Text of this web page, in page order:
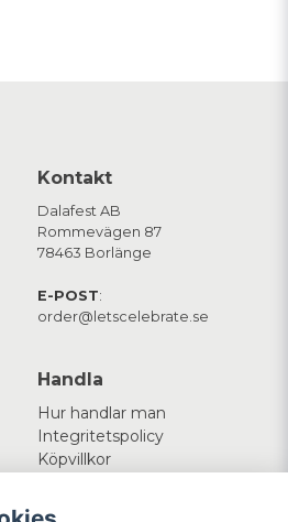
Kontakt
Dalafest AB
Rommevägen 87
78463 Borlänge
E-POST:
order@letscelebrate.se
Handla
Hur handlar man
Integritetspolicy
Köpvillkor